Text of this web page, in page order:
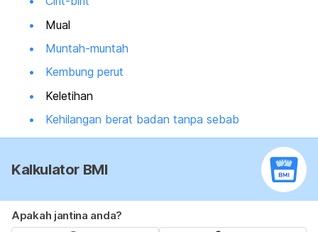
Mual
Muntah-muntah
Kembung perut
Keletihan
Kehilangan berat badan tanpa sebab
Kalkulator BMI
Apakah jantina anda?